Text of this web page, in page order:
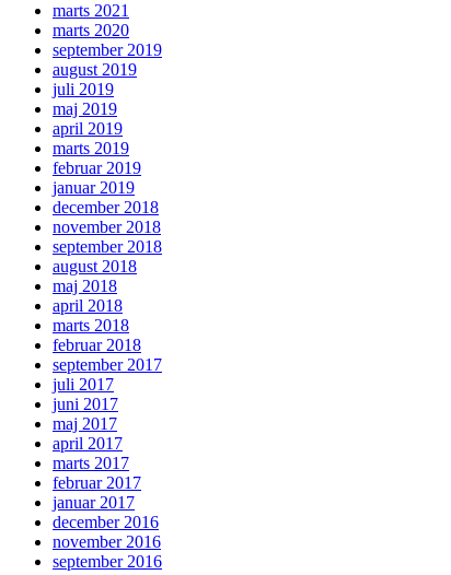
marts 2021
marts 2020
september 2019
august 2019
juli 2019
maj 2019
april 2019
marts 2019
februar 2019
januar 2019
december 2018
november 2018
september 2018
august 2018
maj 2018
april 2018
marts 2018
februar 2018
september 2017
juli 2017
juni 2017
maj 2017
april 2017
marts 2017
februar 2017
januar 2017
december 2016
november 2016
september 2016